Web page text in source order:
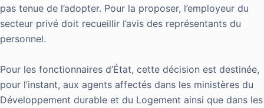
pas tenue de l’adopter. Pour la proposer, l’employeur du
secteur privé doit recueillir l’avis des représentants du
personnel.
Pour les fonctionnaires d’État, cette décision est destinée,
pour l’instant, aux agents affectés dans les ministères du
Développement durable et du Logement ainsi que dans les